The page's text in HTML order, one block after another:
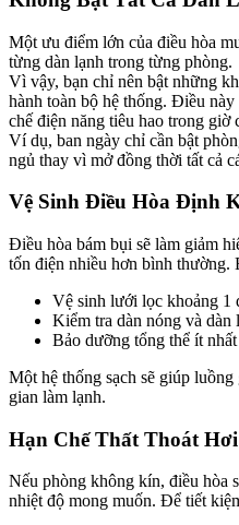
Một ưu điểm lớn của điều hòa
từng dàn lạnh trong từng phòng.
Vì vậy, bạn chỉ nên bật những
hành toàn bộ hệ thống. Điều
chế điện năng tiêu hao trong giờ
Ví dụ, ban ngày chỉ cần bật
ngủ thay vì mở đồng thời tất cả
Vệ Sinh Điều Hòa Định
Điều hòa bám bụi sẽ làm giảm
tốn điện nhiều hơn bình thường.
Vệ sinh lưới lọc khoảng 1
Kiểm tra dàn nóng và dàn
Bảo dưỡng tổng thể ít
Một hệ thống sạch sẽ giúp
gian làm lạnh.
Hạn Chế Thất Thoát
Nếu phòng không kín, điều hòa
nhiệt độ mong muốn. Để tiết